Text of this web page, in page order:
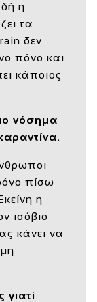
η
τα
δεν
πόνο και
κάποιος
νόσημα
πίσω
η
ισόβιο
κάνει να
γιατί